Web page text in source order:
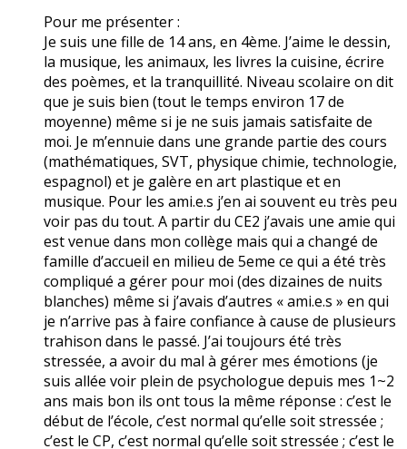
Pour me présenter :
Je suis une fille de 14 ans, en 4ème. J’aime le dessin,
la musique, les animaux, les livres la cuisine, écrire
des poèmes, et la tranquillité. Niveau scolaire on dit
que je suis bien (tout le temps environ 17 de
moyenne) même si je ne suis jamais satisfaite de
moi. Je m’ennuie dans une grande partie des cours
(mathématiques, SVT, physique chimie, technologie,
espagnol) et je galère en art plastique et en
musique. Pour les ami.e.s j’en ai souvent eu très peu
voir pas du tout. A partir du CE2 j’avais une amie qui
est venue dans mon collège mais qui a changé de
famille d’accueil en milieu de 5eme ce qui a été très
compliqué a gérer pour moi (des dizaines de nuits
blanches) même si j’avais d’autres « ami.e.s » en qui
je n’arrive pas à faire confiance à cause de plusieurs
trahison dans le passé. J’ai toujours été très
stressée, a avoir du mal à gérer mes émotions (je
suis allée voir plein de psychologue depuis mes 1~2
ans mais bon ils ont tous la même réponse : c’est le
début de l’école, c’est normal qu’elle soit stressée ;
c’est le CP, c’est normal qu’elle soit stressée ; c’est le